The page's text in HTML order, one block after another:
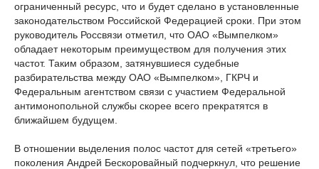
ограниченный ресурс, что и будет сделано в установленные
законодательством Российской Федерацией сроки. При этом
руководитель Россвязи отметил, что ОАО «Вымпелком»
обладает некоторым преимуществом для получения этих
частот. Таким образом, затянувшиеся судебные
разбирательства между ОАО «Вымпелком», ГКРЧ и
Федеральным агентством связи с участием Федеральной
антимонопольной службы скорее всего прекратятся в
ближайшем будущем.
В отношении выделения полос частот для сетей «третьего»
поколения Андрей Бескоровайный подчеркнул, что решение